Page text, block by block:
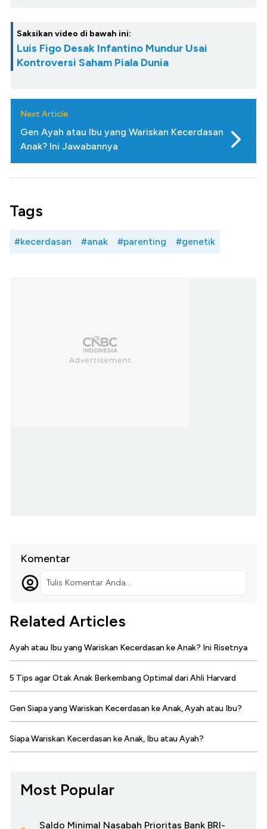
Saksikan video di bawah ini:
Luis Figo Desak Infantino Mundur Usai
Kontroversi Saham Piala Dunia
Next Article
Gen Ayah atau Ibu yang Wariskan Kecerdasan
Anak? Ini Jawabannya
Tags
#kecerdasan #anak #parenting #genetik
Komentar
Tulis Komentar Anda...
Related Articles
Ayah atau Ibu yang Wariskan Kecerdasan ke Anak? Ini Risetnya
5 Tips agar Otak Anak Berkembang Optimal dari Ahli Harvard
Gen Siapa yang Wariskan Kecerdasan ke Anak, Ayah atau Ibu?
Siapa Wariskan Kecerdasan ke Anak, Ibu atau Ayah?
Most Popular
Saldo Minimal Nasabah Prioritas Bank BRI-